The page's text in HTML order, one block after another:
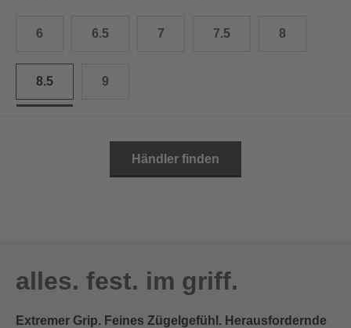
6 6.5 7 7.5 8
8.5 9
10.5 28.0 cm
11
11.5
Händler finden
alles. fest. im griff.
Extremer Grip. Feines Zügelgefühl. Herausfordernde